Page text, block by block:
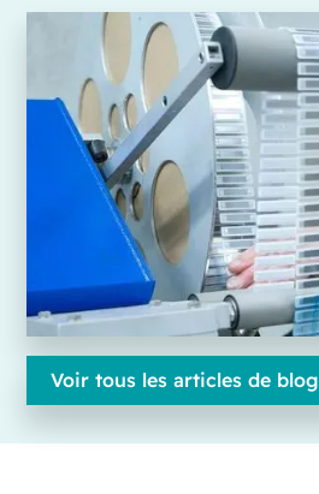
Voir tous les articles de blog